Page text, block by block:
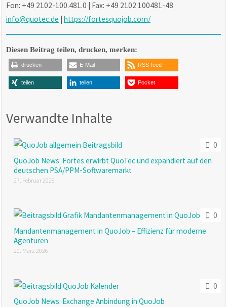
Fon: +49 2102-100.481.0 | Fax: +49 2102 100481-48
info@quotec.de https://fortesquojob.com/
Diesen Beitrag teilen, drucken, merken:
drucken E-Mail RSS-feed
teilen teilen Pocket
Verwandte Inhalte
0
QuoJob News: Fortes erwirbt QuoTec und expandiert auf den
deutschen PSA/PPM-Softwaremarkt
27. Februar 2025
0
Mandantenmanagement in QuoJob – Effizienz für moderne
Agenturen
20. März 2026
0
QuoJob News: Exchange Anbindung in QuoJob